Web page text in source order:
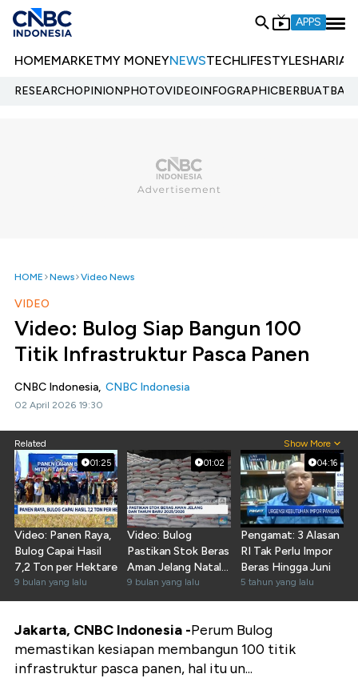
APPS
HOMEMARKETMY MONEYNEWSTECHLIFESTYLESHARIA
RESEARCHOPINIONPHOTOVIDEOINFOGRAPHIC
HOME News Video News
VIDEO
Video: Bulog Siap Bangun 100
Titik Infrastruktur Pasca Panen
CNBC Indonesia, CNBC Indonesia
02 April 2026 19:30
Related Show More
01:25
Video: Panen Raya,
Bulog Capai Hasil
7,2 Ton per Hektare
9 bulan yang lalu
01:02
Video: Bulog
Pastikan Stok Beras
Aman Jelang Natal
& Tahun Baru
9 bulan yang lalu
04:16
Pengamat: 3 Alasan
RI Tak Perlu Impor
Beras Hingga Juni
5 tahun yang lalu
Jakarta, CNBC Indonesia -Perum Bulog
memastikan kesiapan membangun 100 titik
infrastruktur pasca panen, hal itu un...